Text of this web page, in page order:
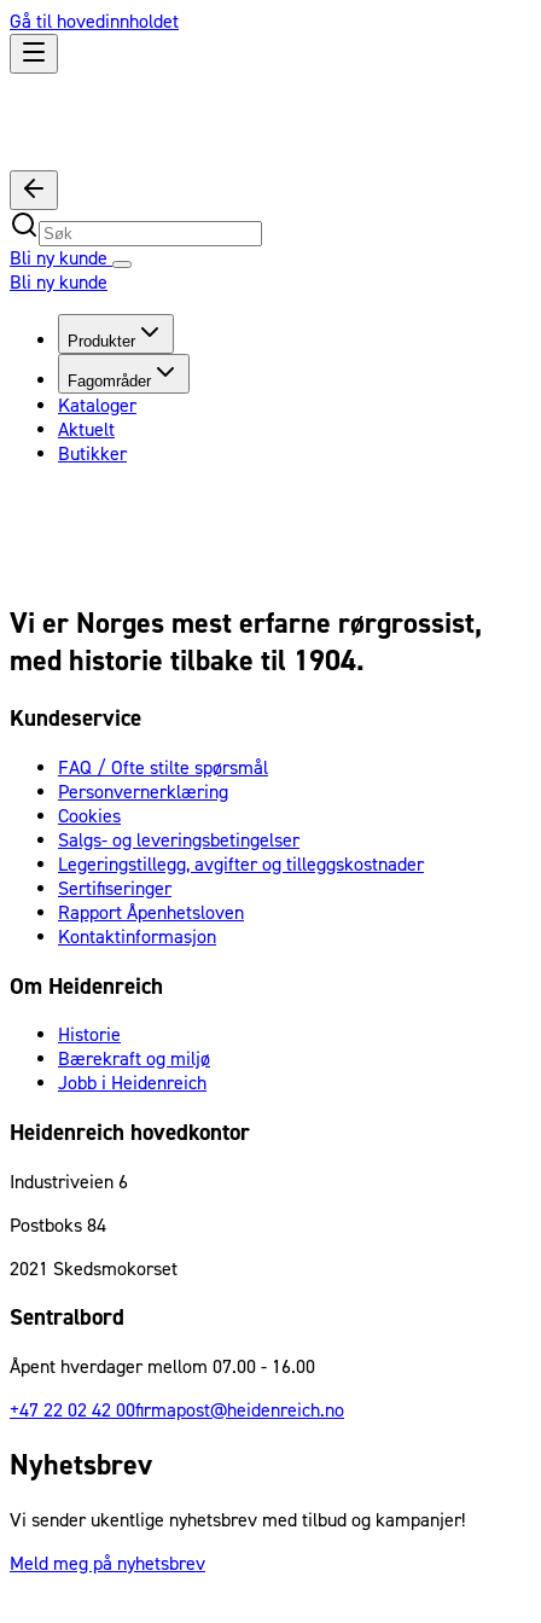
Gå til hovedinnholdet
Bli ny kunde
Bli ny kunde
Produkter
Fagområder
Kataloger
Aktuelt
Butikker
Vi er Norges mest erfarne rørgrossist,
med historie tilbake til 1904.
Kundeservice
FAQ / Ofte stilte spørsmål
Personvernerklæring
Cookies
Salgs- og leveringsbetingelser
Legeringstillegg, avgifter og tilleggskostnader
Sertifiseringer
Rapport Åpenhetsloven
Kontaktinformasjon
Om Heidenreich
Historie
Bærekraft og miljø
Jobb i Heidenreich
Heidenreich hovedkontor
Industriveien 6
Postboks 84
2021 Skedsmokorset
Sentralbord
Åpent hverdager mellom 07.00 - 16.00
+47 22 02 42 00firmapost@heidenreich.no
Nyhetsbrev
Vi sender ukentlige nyhetsbrev med tilbud og kampanjer!
Meld meg på nyhetsbrev